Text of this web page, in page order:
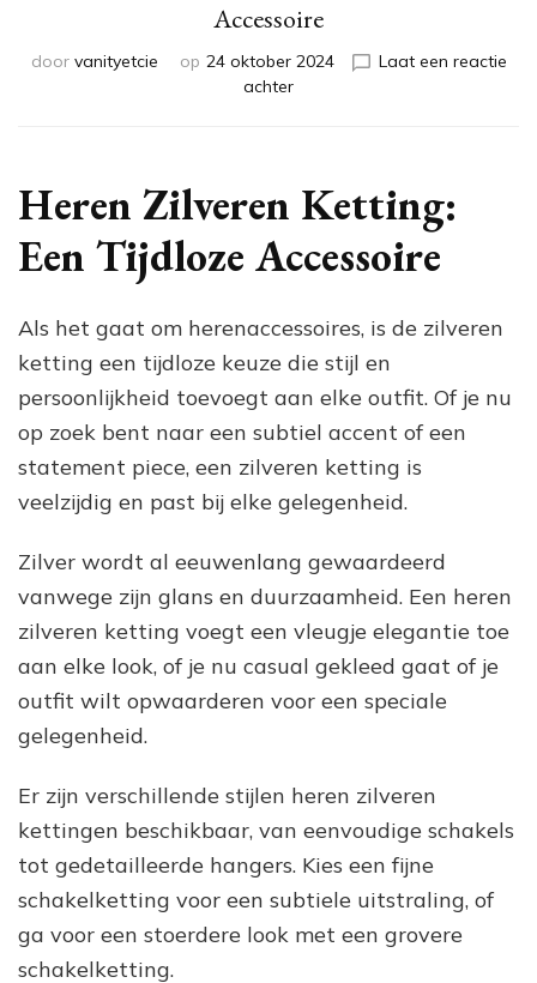
Accessoire
door vanityetcie op 24 oktober 2024
Laat een reactie
achterop
Zilveren
Ketting
Perfect
Heren Zilveren Ketting:
Een Tijdloze Accessoire
Als het gaat om herenaccessoires, is de zilveren
ketting een tijdloze keuze die stijl en
persoonlijkheid toevoegt aan elke outfit. Of je nu
op zoek bent naar een subtiel accent of een
statement piece, een zilveren ketting is
veelzijdig en past bij elke gelegenheid.
Zilver wordt al eeuwenlang gewaardeerd
vanwege zijn glans en duurzaamheid. Een heren
zilveren ketting voegt een vleugje elegantie toe
aan elke look, of je nu casual gekleed gaat of je
outfit wilt opwaarderen voor een speciale
gelegenheid.
Er zijn verschillende stijlen heren zilveren
kettingen beschikbaar, van eenvoudige schakels
tot gedetailleerde hangers. Kies een fijne
schakelketting voor een subtiele uitstraling, of
ga voor een stoerdere look met een grovere
schakelketting.